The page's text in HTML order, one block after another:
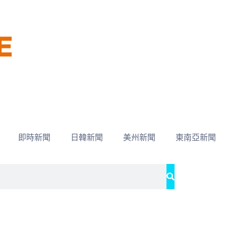
即時新聞 日韓新聞 美州新聞 東南亞新聞